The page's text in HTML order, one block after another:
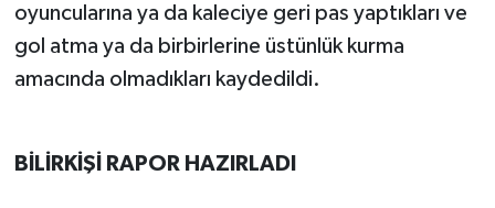
oyuncularına ya da kaleciye geri pas yaptıkları ve
gol atma ya da birbirlerine üstünlük kurma
amacında olmadıkları kaydedildi.
BİLİRKİŞİ RAPOR HAZIRLADI